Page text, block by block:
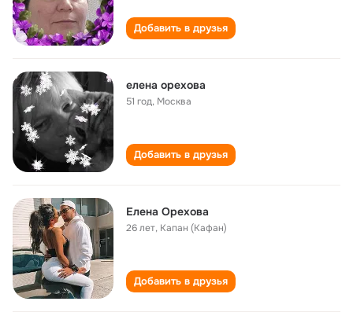
Добавить в друзья
елена орехова
51 год, Москва
Добавить в друзья
Елена Орехова
26 лет, Капан (Кафан)
Добавить в друзья